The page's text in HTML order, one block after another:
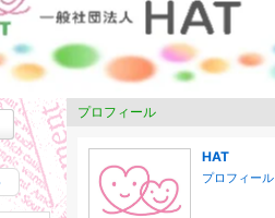
プロフィール
HAT
プロフィール